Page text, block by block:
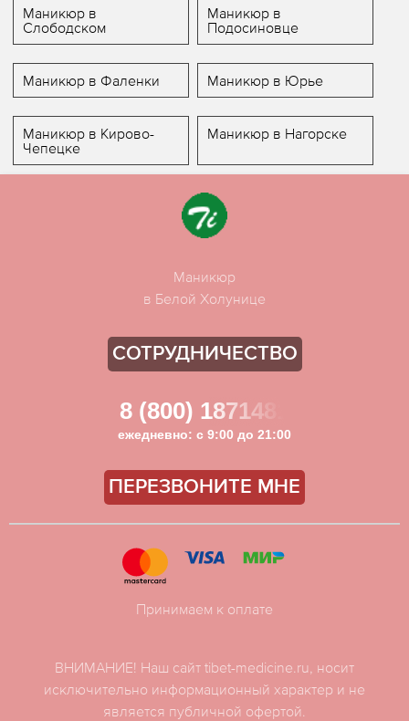
Маникюр в
Слободском
Маникюр в
Подосиновце
Маникюр в Фаленки Маникюр в Юрье
Маникюр в Кирово-
Чепецке
Маникюр в Нагорске
Маникюр
в Белой Холунице
СОТРУДНИЧЕСТВО
8 (800) 1871481
ежедневно: с 9:00 до 21:00
ПЕРЕЗВОНИТЕ МНЕ
ВНИМАНИЕ! Наш сайт tibet-medicine.ru, носит
исключительно информационный характер и не
является публичной офертой.
Принимаем к оплате